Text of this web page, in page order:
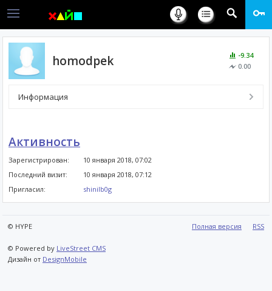
-9.34
0.00
homodpek
Информация
Активность
Зарегистрирован:
10 января 2018, 07:02
Последний визит:
10 января 2018, 07:12
Пригласил:
shinilb0g
Полная версия RSS
© HYPE
© Powered by LiveStreet CMS
Дизайн от DesignMobile